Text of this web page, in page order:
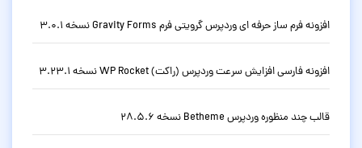
افزونه فرم ساز حرفه ای وردپرس گرویتی فرم Gravity Forms نسخه 3.0.1
افزونه فارسی افزایش سرعت وردپرس (راکت) WP Rocket نسخه 3.23.1
قالب چند منظوره وردپرس Betheme نسخه 28.5.6